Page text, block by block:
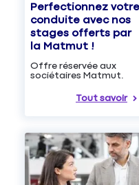
Perfectionnez votre
conduite avec nos
stages offerts par
la Matmut !
Offre réservée aux
sociétaires Matmut.
Tout savoir